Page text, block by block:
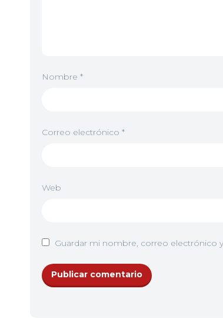
Nombre *
Correo electrónico *
Web
Guardar mi nombre, correo electrónico